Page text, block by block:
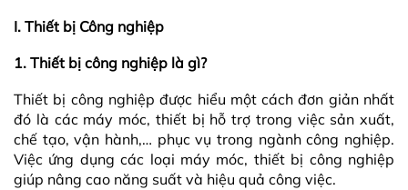
I. Thiết bị Công nghiệp
1. Thiết bị công nghiệp là gì?
Thiết bị công nghiệp được hiểu một cách đơn giản nhất
đó là các máy móc, thiết bị hỗ trợ trong việc sản xuất,
chế tạo, vận hành,… phục vụ trong ngành công nghiệp.
Việc ứng dụng các loại máy móc, thiết bị công nghiệp
giúp nâng cao năng suất và hiệu quả công việc.